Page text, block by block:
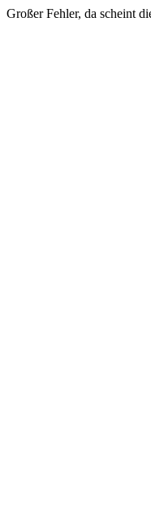
Großer Fehler, da scheint